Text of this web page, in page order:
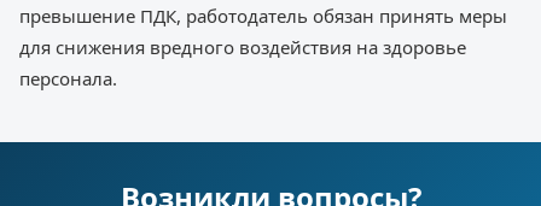
превышение ПДК, работодатель обязан принять меры
для снижения вредного воздействия на здоровье
персонала.
Возникли вопросы?